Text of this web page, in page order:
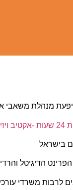
בישראל
הדיגיטל
לרבות משרדי